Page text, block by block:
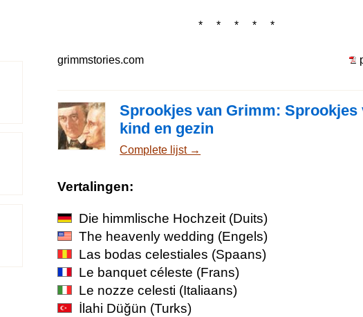
* * * * *
grimmstories.com
Sprookjes van Grimm: Sprookjes
kind en gezin
Complete lijst →
Vertalingen:
Die himmlische Hochzeit(Duits)
The heavenly wedding (Engels)
Las bodas celestiales (Spaans)
Le banquet céleste (Frans)
Le nozze celesti (Italiaans)
İlahi Düğün (Turks)